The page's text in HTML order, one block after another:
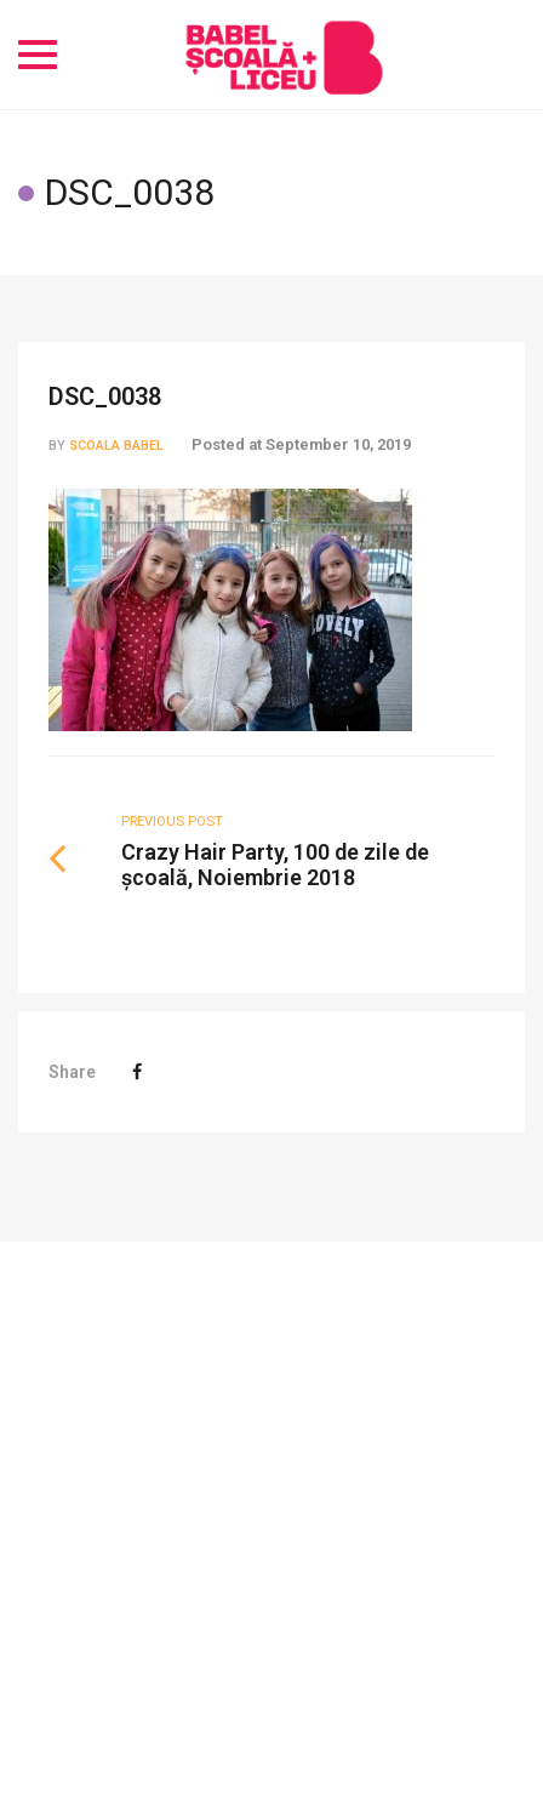
Toggle
DSC_0038
DSC_0038
BY SCOALA BABEL Posted at September 10, 2019
PREVIOUS POST
Crazy Hair Party, 100 de zile de
școală, Noiembrie 2018
Share